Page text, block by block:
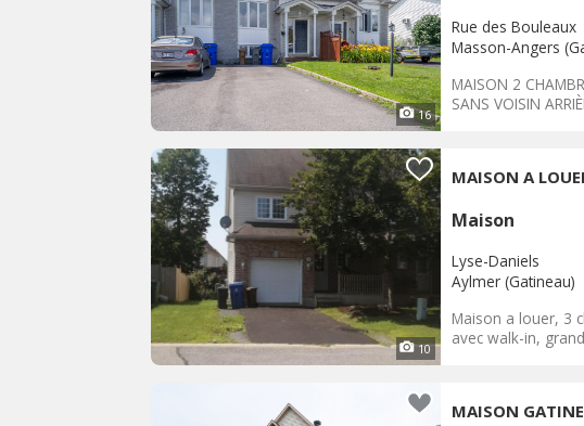
16
Rue des Bouleaux
Masson-Angers
MAISON 2
SANS VOISIN
10
MAISON A
Maison
Lyse-Daniels
Aylmer (Gatineau)
Maison a louer, 3
avec walk-in,
MAISON